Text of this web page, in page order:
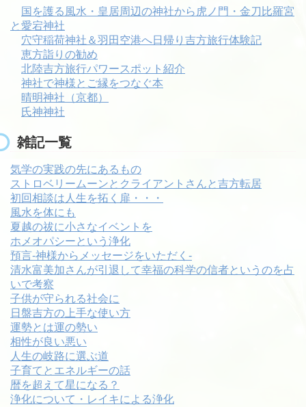
国を護る風水・皇居周辺の神社から虎ノ門・金刀比羅宮
と愛宕神社
穴守稲荷神社＆羽田空港へ日帰り吉方旅行体験記
恵方詣りの勧め
北陸吉方旅行パワースポット紹介
神社で神様とご縁をつなぐ本
晴明神社（京都）
氏神神社
雑記一覧
気学の実践の先にあるもの
ストロベリームーンとクライアントさんと吉方転居
初回相談は人生を拓く扉・・・
風水を体にも
夏越の祓に小さなイベントを
ホメオパシーという浄化
預言-神様からメッセージをいただく-
清水富美加さんが引退して幸福の科学の信者というのを占
いで考察
子供が守られる社会に
日盤吉方の上手な使い方
運勢とは運の勢い
相性が良い悪い
人生の岐路に選ぶ道
子育てとエネルギーの話
暦を超えて星になる？
浄化について・レイキによる浄化